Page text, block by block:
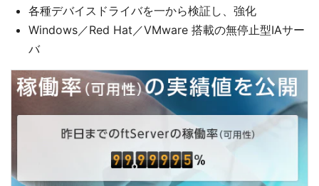
各種デバイスドライバを一から検証し、強化
Windows／Red Hat／VMware 搭載の無停止型IAサー
バ